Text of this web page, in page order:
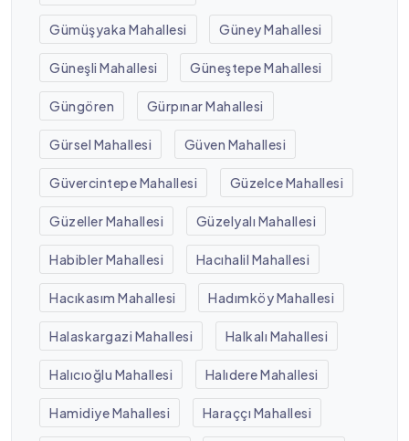
Gümüşyaka Mahallesi Güney Mahallesi
Güneşli Mahallesi Güneştepe Mahallesi
Güngören Gürpınar Mahallesi
Gürsel Mahallesi Güven Mahallesi
Güvercintepe Mahallesi Güzelce Mahallesi
Güzeller Mahallesi Güzelyalı Mahallesi
Habibler Mahallesi Hacıhalil Mahallesi
Hacıkasım Mahallesi Hadımköy Mahallesi
Halaskargazi Mahallesi Halkalı Mahallesi
Halıcıoğlu Mahallesi Halıdere Mahallesi
Hamidiye Mahallesi Haraççı Mahallesi